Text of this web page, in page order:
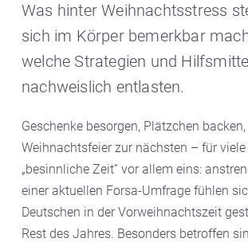
Was hinter Weihnachtsstress
sich im Körper bemerkbar
welche Strategien und
nachweislich entlasten.
Geschenke besorgen, Plätzchen
Weihnachtsfeier zur nächsten – für
„besinnliche Zeit“ vor allem eins:
einer aktuellen Forsa-Umfrage fühlen
Deutschen in der Vorweihnachtszeit
Rest des Jahres. Besonders betroffen